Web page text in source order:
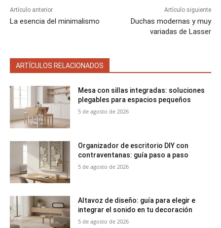
Artículo anterior
La esencia del minimalismo
Artículo siguiente
Duchas modernas y muy
variadas de Lasser
ARTÍCULOS RELACIONADOS
Mesa con sillas integradas: soluciones
plegables para espacios pequeños
5 de agosto de 2026
Organizador de escritorio DIY con
contraventanas: guía paso a paso
5 de agosto de 2026
Altavoz de diseño: guía para elegir e
integrar el sonido en tu decoración
5 de agosto de 2026